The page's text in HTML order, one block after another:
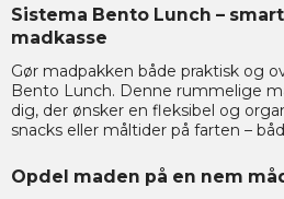
Sistema Bento Lunch –
madkasse
Gør madpakken både praktisk og
Bento Lunch. Denne rummelige
dig, der ønsker en fleksibel og
snacks eller måltider på farten –
Opdel maden på en nem